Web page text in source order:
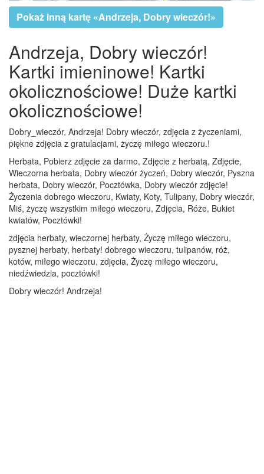
Pokaż inną kartę «Andrzeja, Dobry wieczór!»
Andrzeja, Dobry wieczór!
Kartki imieninowe! Kartki
okolicznościowe! Duże kartki
okolicznościowe!
Dobry_wieczór, Andrzeja! Dobry wieczór, zdjęcia z życzeniami,
piękne zdjęcia z gratulacjami, życzę miłego wieczoru.!
Herbata, Pobierz zdjęcie za darmo, Zdjęcie z herbatą, Zdjęcie,
Wieczorna herbata, Dobry wieczór życzeń, Dobry wieczór, Pyszna
herbata, Dobry wieczór, Pocztówka, Dobry wieczór zdjęcie!
Życzenia dobrego wieczoru, Kwiaty, Koty, Tulipany, Dobry wieczór,
Miś, życzę wszystkim miłego wieczoru, Zdjęcia, Róże, Bukiet
kwiatów, Pocztówki!
zdjęcia herbaty, wieczornej herbaty, Życzę miłego wieczoru,
pysznej herbaty, herbaty! dobrego wieczoru, tulipanów, róż,
kotów, miłego wieczoru, zdjęcia, Życzę miłego wieczoru,
niedźwiedzia, pocztówki!
Dobry wieczór! Andrzeja!